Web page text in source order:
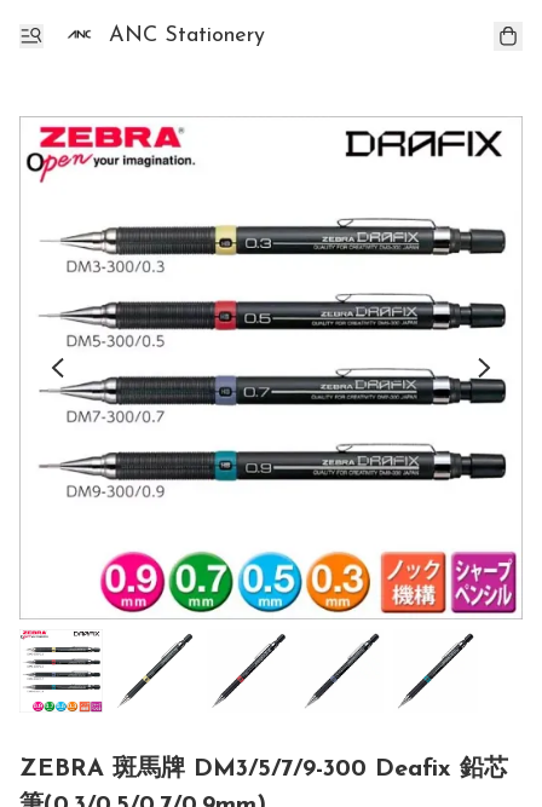
ANC Stationery
ZEBRA 斑馬牌 DM3/5/7/9-300 Deafix 鉛芯